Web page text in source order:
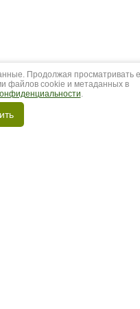
Продолжая просматривать
файлов cookie и метаданных в
.